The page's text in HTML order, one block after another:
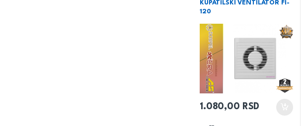
KUPATILSKI VENTILATOR FI-
120
1.080,00 RSD